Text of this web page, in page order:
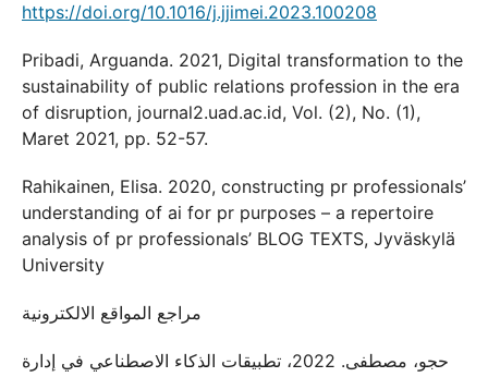
https://doi.org/10.1016/j.jjimei.2023.100208
Pribadi, Arguanda. 2021, Digital transformation to the
sustainability of public relations profession in the era
of disruption, journal2.uad.ac.id, Vol. (2), No. (1),
Maret 2021, pp. 52-57.
Rahikainen, Elisa. 2020, constructing pr professionals’
understanding of ai for pr purposes – a repertoire
analysis of pr professionals’ BLOG TEXTS, Jyväskylä
University
مراجع المواقع الالكترونية
حجو، مصطفى. 2022، تطبيقات الذكاء الاصطناعي في إدارة